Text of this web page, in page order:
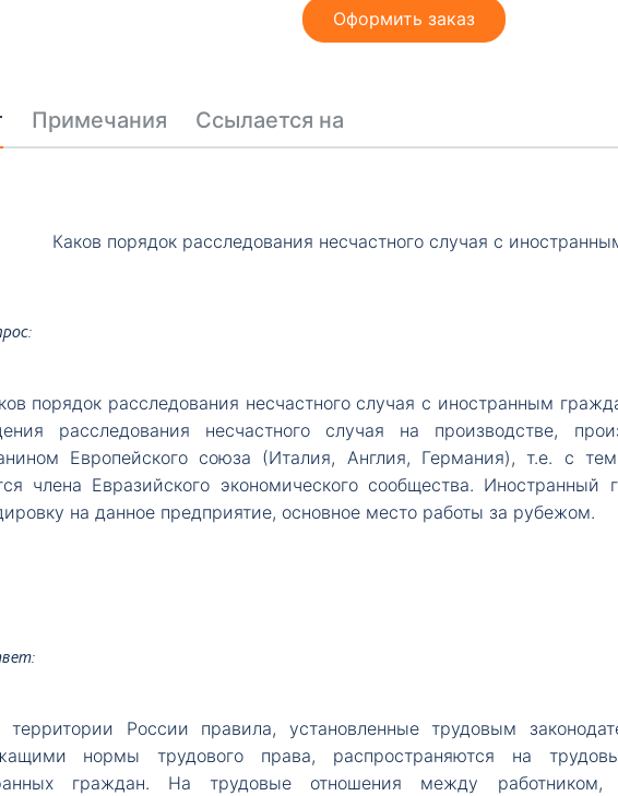
Оформить заказ
Примечания Ссылается на
Каков порядок расследования несчастного случая с
порядок расследования несчастного случая с иностранным
расследования несчастного случая на производстве,
Европейского союза (Италия, Англия, Германия), т.е. с
члена Евразийского экономического сообщества.
на данное предприятие, основное место работы за рубежом.
территории России правила, установленные трудовым
нормы трудового права, распространяются на
граждан. На трудовые отношения между работником,